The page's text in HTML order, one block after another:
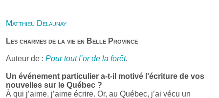
Matthieu Delaunay
Les charmes de la vie en Belle Province
Auteur de : Pour tout l’or de la forêt.
Un événement particulier a-t-il motivé l’écriture de vos
nouvelles sur le Québec ?
À qui j’aime, j’aime écrire. Or, au Québec, j’ai vécu un